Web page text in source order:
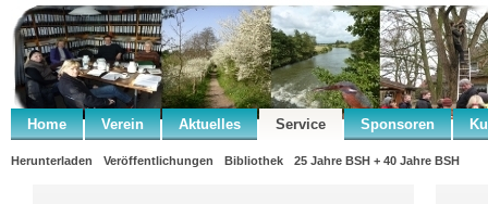
Home Verein Aktuelles Service Sponsoren
Herunterladen Veröffentlichungen Bibliothek 25 Jahre BSH + 40 Jahre BSH